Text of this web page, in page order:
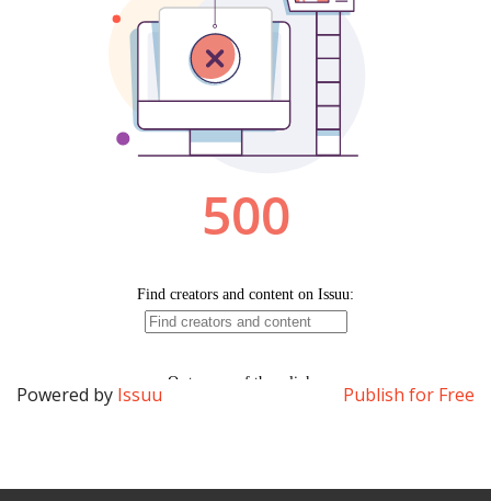
Powered by Issuu Publish for Free